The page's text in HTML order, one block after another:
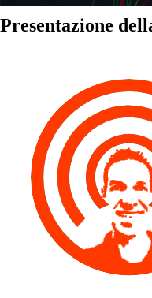
Presentazione